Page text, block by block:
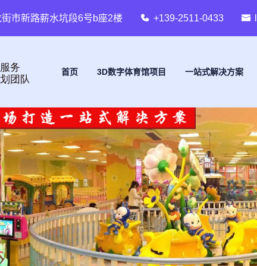
市新路薪水坑段6号b座2楼 +139-2511-0433
首页 3D数字体育馆项目 一站式解决方案